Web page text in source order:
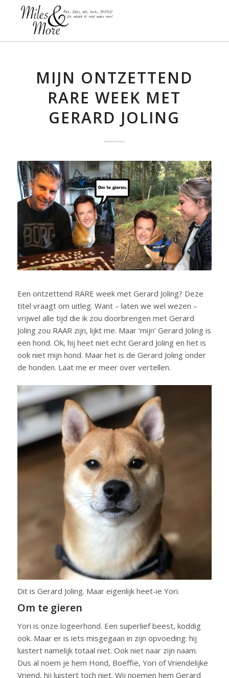
MIJN ONTZETTEND
RARE WEEK MET
GERARD JOLING
Een ontzettend RARE week met Gerard Joling? Deze
titel vraagt om uitleg. Want – laten we wel wezen –
vrijwel alle tijd die ik zou doorbrengen met Gerard
Joling zou RAAR zijn, lijkt me. Maar ‘mijn’ Gerard Joling is
een hond. Ok, hij heet niet echt Gerard Joling en het is
ook niet mijn hond. Maar het is de Gerard Joling onder
de honden. Laat me er meer over vertellen.
Dit is Gerard Joling. Maar eigenlijk heet-ie Yori.
Om te gieren
Yori is onze logeerhond. Een superlief beest, koddig
ook. Maar er is iets misgegaan in zijn opvoeding: hij
luistert namelijk totaal niet. Ook niet naar zijn naam.
Dus al noem je hem Hond, Boeffie, Yori of Vriendelijke
Vriend, hij luistert toch niet. Wij noemen hem Gerard